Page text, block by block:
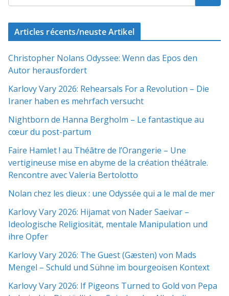
Articles récents/neuste Artikel
Christopher Nolans Odyssee: Wenn das Epos den
Autor herausfordert
Karlovy Vary 2026: Rehearsals For a Revolution – Die
Iraner haben es mehrfach versucht
Nightborn de Hanna Bergholm – Le fantastique au
cœur du post-partum
Faire Hamlet ! au Théâtre de l’Orangerie – Une
vertigineuse mise en abyme de la création théâtrale.
Rencontre avec Valeria Bertolotto
Nolan chez les dieux : une Odyssée qui a le mal de mer
Karlovy Vary 2026: Hijamat von Nader Saeivar​​ –
Ideologische Religiosität, mentale Manipulation und
ihre Opfer
Karlovy Vary 2026: The Guest (Gæsten) von Mads
Mengel – Schuld und Sühne im bourgeoisen Kontext
Karlovy Vary 2026: If Pigeons Turned to Gold von Pepa